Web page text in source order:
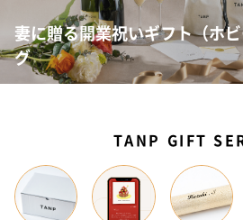
妻に贈る開業祝いギフト（ホ
グ
TANP GIFT